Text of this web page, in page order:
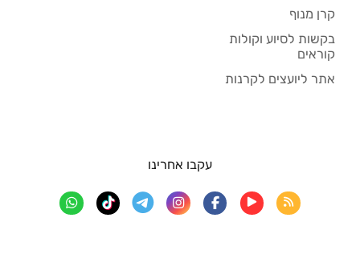
קרן מנוף
בקשות לסיוע וקולות
קוראים
אתר ליועצים לקרנות
עקבו אחרינו